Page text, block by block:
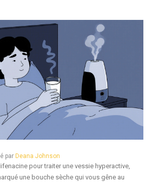
par Deana Johnson
pour traiter une vessie hyperactive,
une bouche sèche qui vous gêne au